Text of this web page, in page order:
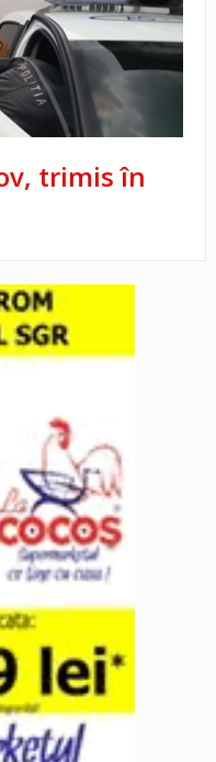
trimis în